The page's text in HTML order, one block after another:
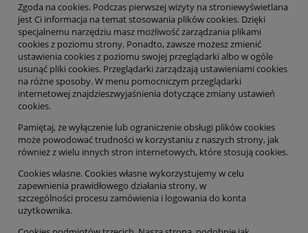
Zgoda na cookies. Podczas pierwszej wizyty na stroniewyświetlana
jest Ci informacja na temat stosowania plików cookies. Dzięki
specjalnemu narzędziu masz możliwość zarządzania plikami
cookies z poziomu strony. Ponadto, zawsze możeszzmienić
ustawienia cookies z poziomu swojej przeglądarki albo w ogóle
usunąć pliki cookies. Przeglądarki zarządzają ustawieniami cookies
na różne sposoby. W menu pomocniczym przeglądarki
internetowej znajdzieszwyjaśnienia dotyczące zmiany ustawień
cookies.
Pamiętaj, że wyłączenie lub ograniczenie obsługi plików cookies
może powodować trudności w korzystaniu z naszych strony, jak
również z wielu innych stron internetowych, które stosują cookies.
Cookies własne. Cookies własne wykorzystujemy w celu
zapewnienia prawidłowego działania strony, w
szczególności procesu zamówienia i logowania do konta
użytkownika.